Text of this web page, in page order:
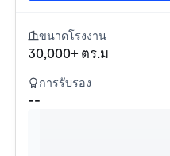
ขนาดโรงงาน
30,000+ ตร.ม
การรับรอง
--